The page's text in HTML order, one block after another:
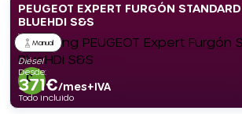
PEUGEOT EXPERT FURGÓN STANDARD
BLUEHDI S&S
Manual
Diésel
Desde:
371€/mes+IVA
Todo incluido